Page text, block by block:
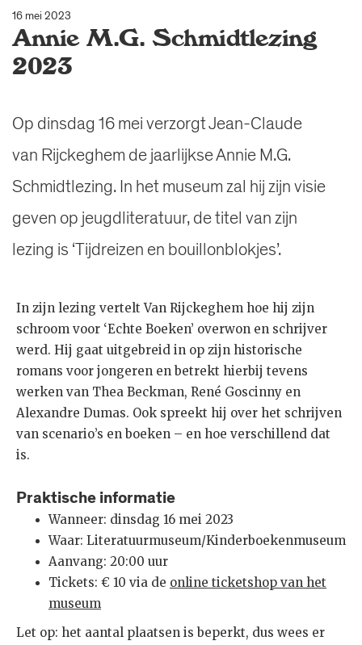
16 mei 2023
Annie M.G. Schmidtlezing
2023
Op dinsdag 16 mei verzorgt Jean-Claude
van Rijckeghem de jaarlijkse Annie M.G.
Schmidtlezing. In het museum zal hij zijn visie
geven op jeugdliteratuur, de titel van zijn
lezing is ‘Tijdreizen en bouillonblokjes’.
In zijn lezing vertelt Van Rijckeghem hoe hij zijn
schroom voor ‘Echte Boeken’ overwon en schrijver
werd. Hij gaat uitgebreid in op zijn historische
romans voor jongeren en betrekt hierbij tevens
werken van Thea Beckman, René Goscinny en
Alexandre Dumas. Ook spreekt hij over het schrijven
van scenario’s en boeken – en hoe verschillend dat
is.
Praktische informatie
Wanneer: dinsdag 16 mei 2023
Waar: Literatuurmuseum/Kinderboekenmuseum
Aanvang: 20:00 uur
Tickets: € 10 via de online ticketshop van het
museum
Let op: het aantal plaatsen is beperkt, dus wees er